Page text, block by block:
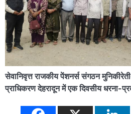
सेवानिवृत्त राजकीय पेंशनर्स संगठन
प्राधिकरण देहरादून में एक दिवसीय धरना-